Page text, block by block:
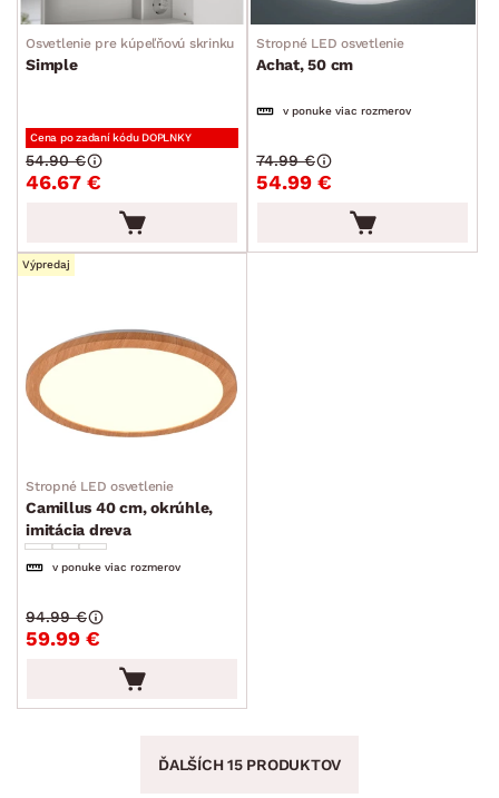
Osvetlenie pre kúpeľňovú skrinku so zrkadlom
Simple
Cena po zadaní kódu DOPLNKY
46.67 €
54.90 €
Stropné LED osvetlenie
Achat, 50 cm
v ponuke viac rozmerov
54.99 €
74.99 €
Výpredaj
Stropné LED osvetlenie
Camillus 40 cm, okrúhle,
imitácia dreva
v ponuke viac rozmerov
59.99 €
94.99 €
ĎALŠÍCH 15 PRODUKTOV